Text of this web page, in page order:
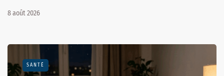
8 août 2026
SANTÉ